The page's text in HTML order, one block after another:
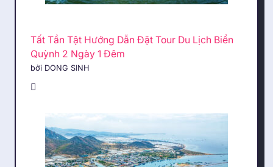
Tất Tần Tật Hướng Dẫn Đặt Tour Du Lịch Biển
Quỳnh 2 Ngày 1 Đêm
bởi DONG SINH